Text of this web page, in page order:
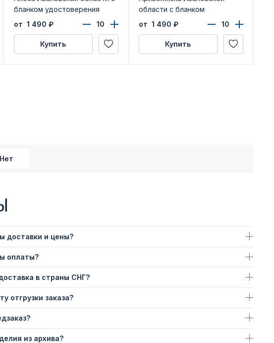
бланком удостоверения
от 1 490 ₽
Купить
области с бланком
удостоверения
от 1 490 ₽
Купить
Нет
доставки и цены?
оплаты?
в страны СНГ?
отгрузки заказа?
из архива?